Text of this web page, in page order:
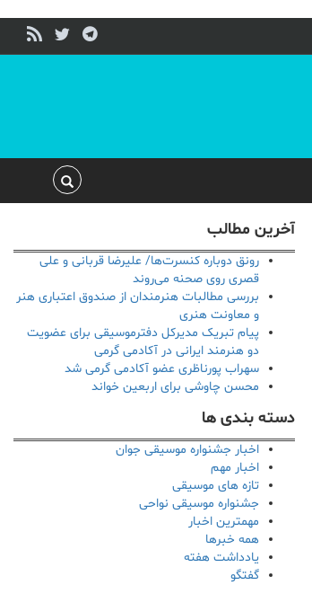
آخرین مطالب
رونق دوباره کنسرت‌ها/ علیرضا قربانی و علی
قصری روی صحنه می‌روند
بررسی مطالبات هنرمندان از صندوق اعتباری هنر
و معاونت هنری
پیام تبریک مدیرکل دفترموسیقی برای عضویت
دو هنرمند ایرانی در آکادمی گرمی
سهراب پورناظری عضو آکادمی گرمی شد
محسن چاوشی برای اربعین خواند
دسته بندی ها
اخبار جشنواره موسیقی جوان
اخبار مهم
تازه های موسیقی
جشنواره موسیقی نواحی
مهمترین اخبار
همه خبرها
یادداشت هفته
گفتگو